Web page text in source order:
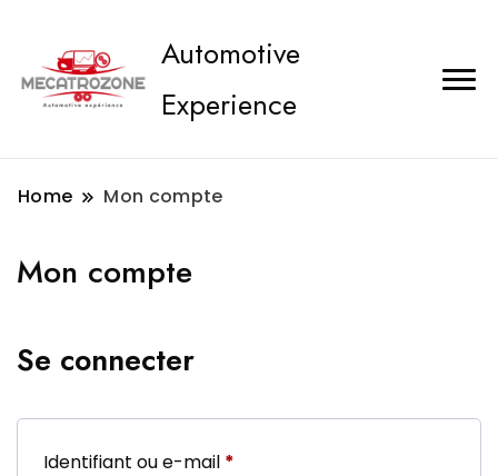
Automotive
Experience
Home Mon compte
Mon compte
Se connecter
Identifiant ou e-mail *